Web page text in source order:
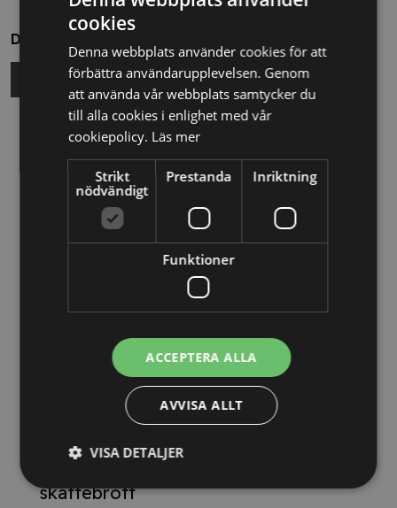
Dela
Relaterade nyheter
13/10/2025
Nya Världsbanksregler öppnar för
svenska företag – lär dig vinna
upphandlingar med våra nya kurser
26/02/2025
Detta innebär
Tillgänglighetsdirektivet
Momsdeklarationer innehöll belopp
skattebrott
cookies
Denna webbplats använder cookies för att
förbättra användarupplevelsen. Genom
att använda vår webbplats samtycker du
till alla cookies i enlighet med vår
cookiepolicy. Läs mer
Strikt
nödvändigt
Prestanda Inriktning
Funktioner
ACCEPTERA ALLA
AVVISA ALLT
VISA DETALJER